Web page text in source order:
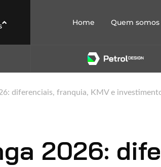
Home Quem somos
diferenciais, franquia, KMV e
2026: